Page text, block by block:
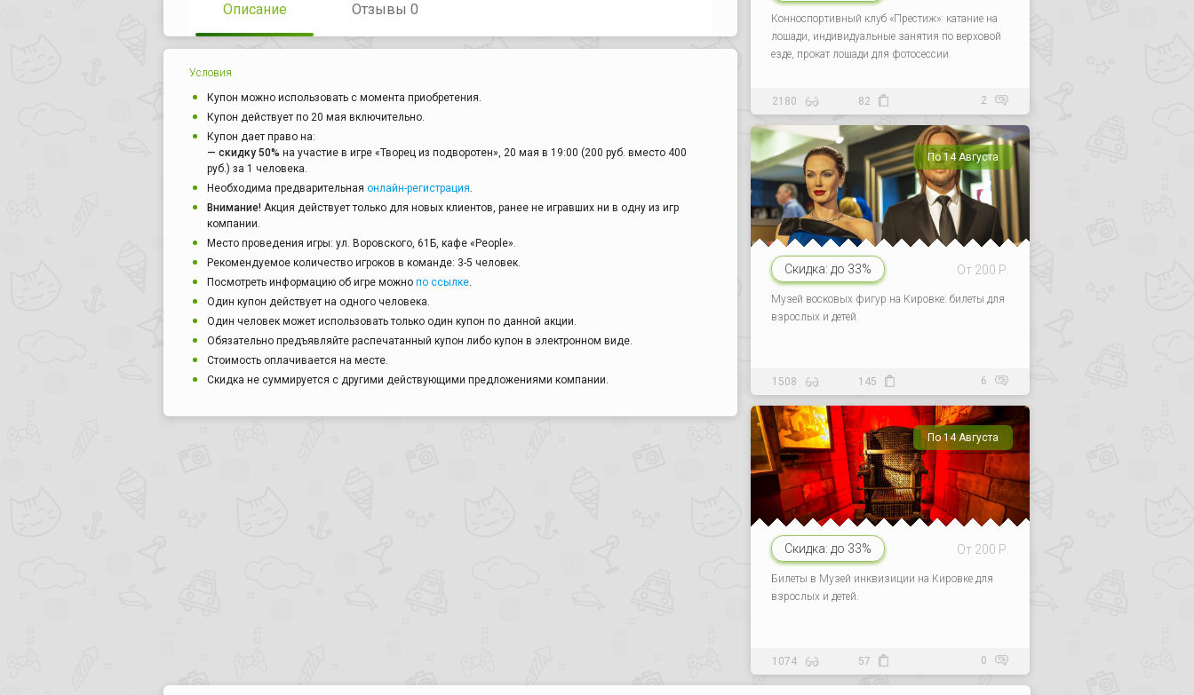
Описание Отзывы 0
Условия
Купон можно использовать с момента приобретения.
Купон действует по 20 мая включительно.
Купон дает право на:
— скидку 50% на участие в игре «Творец из подворотен», 20 мая в 19:00 (200 руб. вместо 400
руб.) за 1 человека.
Необходима предварительная онлайн-регистрация.
Внимание! Акция действует только для новых клиентов, ранее не игравших ни в одну из игр
компании.
Место проведения игры: ул. Воровского, 61Б, кафе «People».
Рекомендуемое количество игроков в команде: 3-5 человек.
Посмотреть информацию об игре можно по ссылке.
Один купон действует на одного человека.
Один человек может использовать только один купон по данной акции.
Обязательно предъявляйте распечатанный купон либо купон в электронном виде.
Стоимость оплачивается на месте.
Скидка не суммируется с другими действующими предложениями компании.
Конноспортивный клуб «Престиж»: катание на
лошади, индивидуальные занятия по верховой
езде, прокат лошади для фотосессии.
2180 82 2
По 14 Августа
Скидка: до 33% От 200 Р.
Музей восковых фигур на Кировке: билеты для
взрослых и детей.
1508 145 6
По 14 Августа
Скидка: до 33% От 200 Р.
Билеты в Музей инквизиции на Кировке для
взрослых и детей.
1074 57 0